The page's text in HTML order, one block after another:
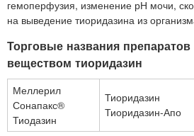
гемоперфузия, изменение рН мочи,
на выведение тиоридазина из
Торговые названия
веществом тиоридазин
Меллерил
Сонапакс®
Тиодазин
Тиоридазин
Тиоридазин-Апо